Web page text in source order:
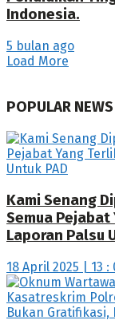
Indonesia.
5 bulan ago
Load More
POPULAR NEWS
Kami Senang
Semua
Laporan Palsu
18 April 2025 | 13 :